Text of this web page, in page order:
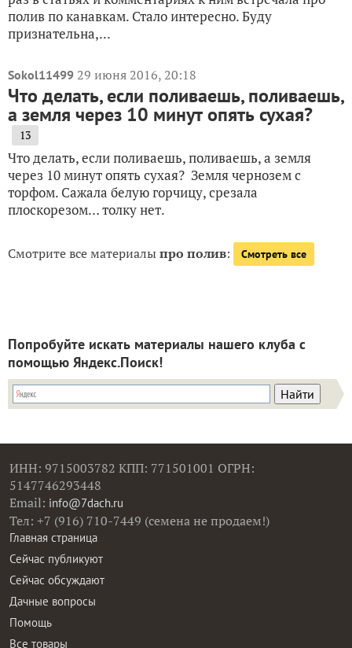
полив по канавкам. Стало интересно. Буду
признательна,...
Sokol11499 29 июня 2016, 20:18
Что делать, если поливаешь, поливаешь,
а земля через 10 минут опять сухая?
13
Что делать, если поливаешь, поливаешь, а земля
через 10 минут опять сухая? Земля чернозем с
торфом. Сажала белую горчицу, срезала
плоскорезом… толку нет.
Смотрите все материалыпро полив: Смотреть все
Попробуйте искать материалы нашего клуба с
помощью Яндекс.Поиск!
ИНН: 9715003782 КПП: 771501001 ОГРН:
5147746293448
Email: info@7dach.ru
Тел: +7 (916) 710-7449 (семена не продаем!)
Главная страница
Сейчас публикуют
Сейчас обсуждают
Дачные вопросы
Помощь
Все товары